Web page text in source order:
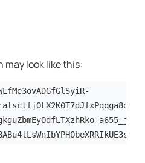
may look like this: